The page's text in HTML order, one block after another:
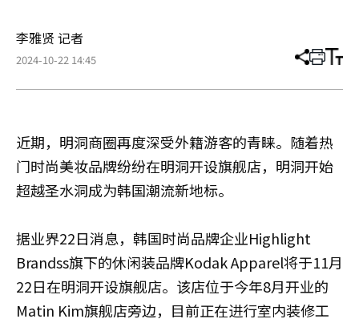
李雅贤 记者
2024-10-22 14:45 分
章
打 调
小
近期，明洞商圈再度深受外籍游客的青睐。随着热
门时尚美妆品牌纷纷在明洞开设旗舰店，明洞开始
超越圣水洞成为韩国潮流新地标。
据业界22日消息，韩国时尚品牌企业Highlight
Brandss旗下的休闲装品牌Kodak Apparel将于11月
22日在明洞开设旗舰店。该店位于今年8月开业的
Matin Kim旗舰店旁边，目前正在进行室内装修工